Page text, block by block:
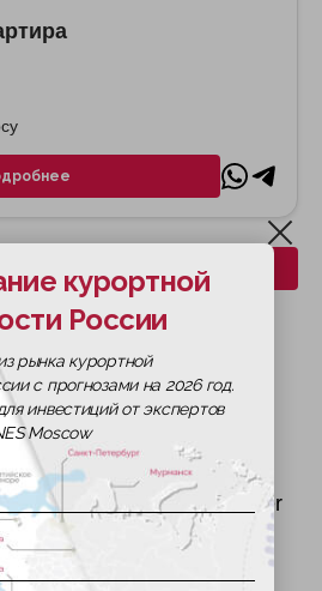
Yas Residences
уникальный прибрежный
Яс, созданный в
клубом Manchester
Developments
и культуру клуба в
курортной
России
рынка курортной
с прогнозами на 2026 год.
инвестиций от экспертов
Moscow